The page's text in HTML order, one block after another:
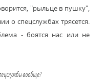
"рыльце в пушку",
о спецслужбах трясется.
- боятся нас или не
вообще?